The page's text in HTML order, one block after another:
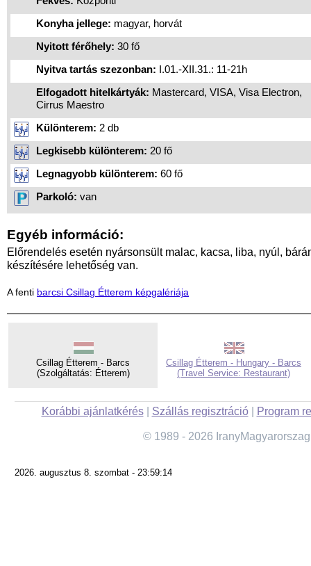
Konyha jellege: magyar, horvát
Nyitott férőhely: 30 fő
Nyitva tartás szezonban: I.01.-XII.31.: 11-21h
Elfogadott hitelkártyák: Mastercard, VISA, Visa Electron,
Cirrus Maestro
Különterem: 2 db
Legkisebb különterem: 20 fő
Legnagyobb különterem: 60 fő
Parkoló: van
Egyéb információ:
Előrendelés esetén nyársonsült malac, kacsa, liba, nyúl,
készítésére lehetőség van.
A fenti barcsi Csillag Étterem képgalériája
Csillag Étterem - Barcs
(Szolgáltatás: Étterem)
Csillag Étterem - Hungary - Barcs
(Travel Service: Restaurant)
Korábbi ajánlatkérés| Szállás regisztráció| Program
© 1989 - 2026
2026. augusztus 8. szombat - 23:59:14